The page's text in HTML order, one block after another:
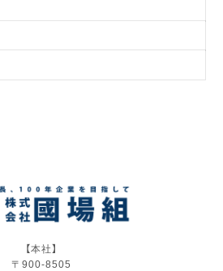
【本社】
〒900-8505